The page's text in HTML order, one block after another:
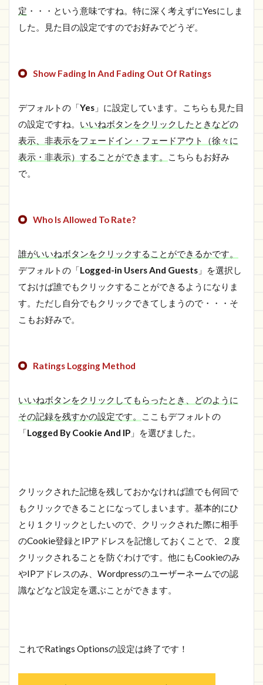
定 ・・・という意味ですね。特に深く考えずにYesにしま
した。見た目の設定ですのでお好みでどうぞ。
Show Fading In And Fading Out Of Ratings
デフォルトの「Yes 」に設定しています。こちらも見た目
の設定ですね。 いいねボタンをクリックしたときなどの
表示、非表示をフェードイン・フェードアウト（徐々に
表示・非表示）することができます。
こちらもお好み
で。
Who Is Allowed To Rate?
誰がいいねボタンをクリックすることができるかです。
デフォルトの「Logged-in Users And Guests 」を選択し
ておけば誰でもクリックすることができるようになりま
す。ただし自分でもクリックできてしまうので・・・そ
こもお好みで。
Ratings Logging Method
いいねボタンをクリックしてもらったとき、どのように
その記録を残すかの設定です。
ここもデフォルトの
「Logged By Cookie And IP 」を選びました。
クリックされた記憶を残しておかなければ誰でも何回で
もクリックできることになってしまいます。基本的にひ
とり１クリックとしたいので、クリックされた際に相手
のCookie登録とIPアドレスを記憶しておくことで、２度
クリックされることを防ぐわけです。他にもCookieのみ
やIPアドレスのみ、Wordpressのユーザーネームでの認
識などなど設定を選ぶことができます。
これでRatings Optionsの設定は終了です！